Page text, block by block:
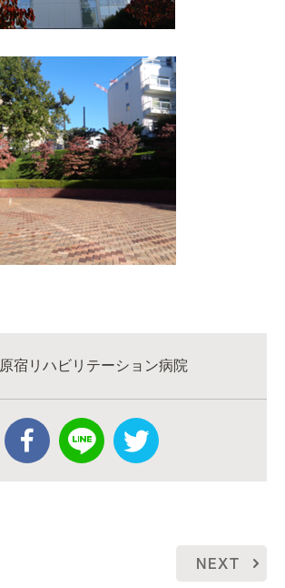
原宿リハビリテーション病院
NEXT